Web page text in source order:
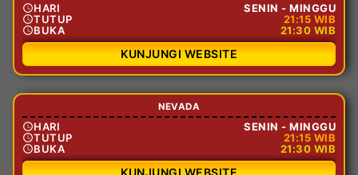
HARI
SENIN - MINGGU
TUTUP
21:15 WIB
BUKA
21:30 WIB
KUNJUNGI WEBSITE
NEVADA
HARI
SENIN - MINGGU
TUTUP
21:15 WIB
BUKA
21:30 WIB
KUNJUNGI WEBSITE